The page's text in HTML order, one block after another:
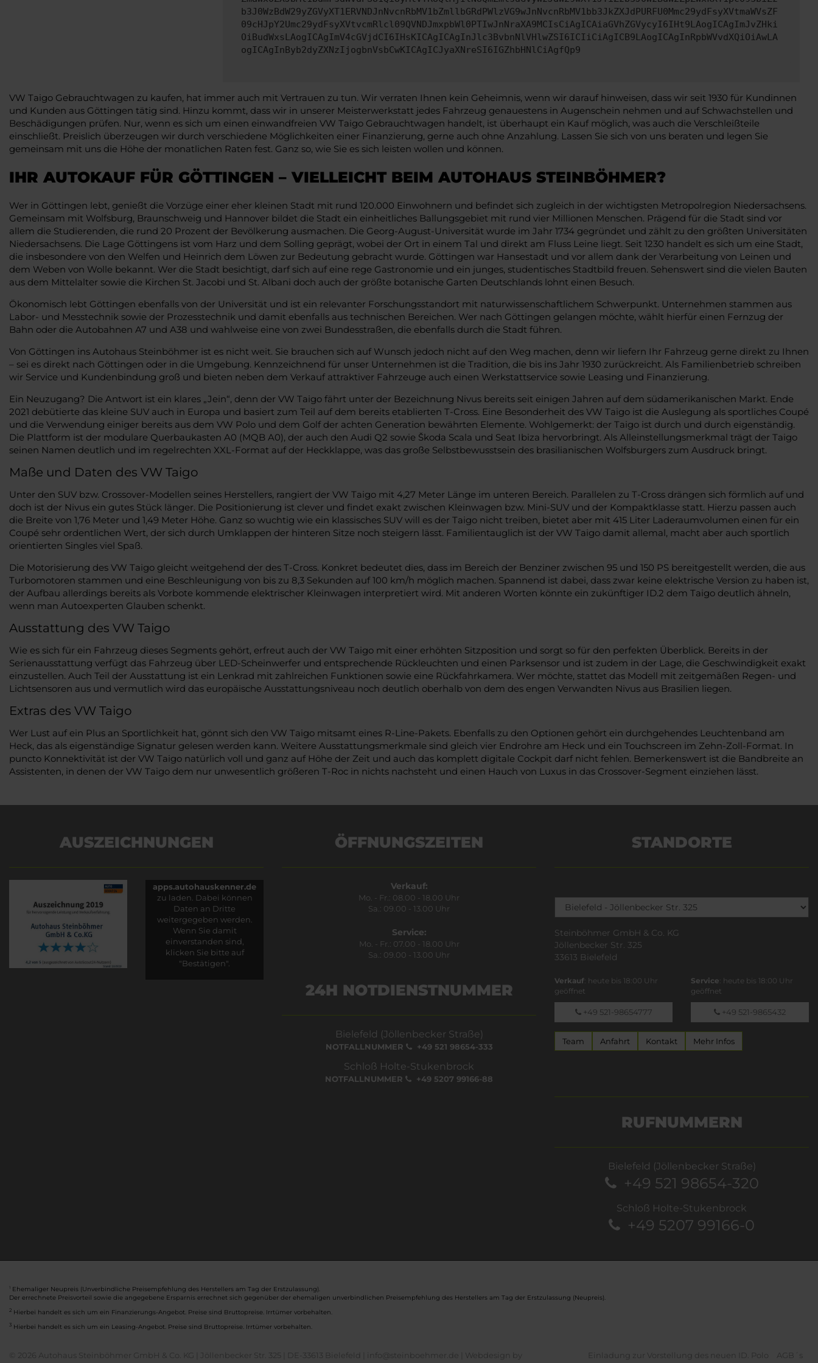
b3J0WzBdW29yZGVyXT1ERVNDJnNvcnRbMV1bZmllbGRdPWlzVG9wJnNvcnRbMV1bb3JkZXJdPURFU0Mmc29ydFsyXVtmaWVsZF
09cHJpY2Umc29ydFsyXVtvcmRlcl09QVNDJmxpbWl0PTIwJnNraXA9MCIsCiAgICAiaGVhZGVycyI6IHt9LAogICAgImJvZHki
OiBudWxsLAogICAgImV4cGVjdCI6IHsKICAgICAgInJlc3BvbnNlVHlwZSI6ICIiCiAgICB9LAogICAgInRpbWVvdXQiOiAwLA
ogICAgInByb2dyZXNzIjogbnVsbCwKICAgICJyaXNreSI6IGZhbHNlCiAgfQp9
VW Taigo Gebrauchtwagen zu kaufen, hat immer auch mit Vertrauen zu tun. Wir verraten Ihnen kein Geheimnis, wenn wir darauf hinweisen, dass wir seit 1930 für Kundinnen
und Kunden aus Göttingen tätig sind. Hinzu kommt, dass wir in unserer Meisterwerkstatt jedes Fahrzeug genauestens in Augenschein nehmen und auf Schwachstellen und
Beschädigungen prüfen. Nur, wenn es sich um einen einwandfreien VW Taigo Gebrauchtwagen handelt, ist überhaupt ein Kauf möglich, was auch die Verschleißteile
einschließt. Preislich überzeugen wir durch verschiedene Möglichkeiten einer Finanzierung, gerne auch ohne Anzahlung. Lassen Sie sich von uns beraten und legen Sie
gemeinsam mit uns die Höhe der monatlichen Raten fest. Ganz so, wie Sie es sich leisten wollen und können.
IHR AUTOKAUF FÜR GÖTTINGEN – VIELLEICHT BEIM AUTOHAUS STEINBÖHMER?
Wer in Göttingen lebt, genießt die Vorzüge einer eher kleinen Stadt mit rund 120.000 Einwohnern und befindet sich zugleich in der wichtigsten Metropolregion Niedersachsens.
Gemeinsam mit Wolfsburg, Braunschweig und Hannover bildet die Stadt ein einheitliches Ballungsgebiet mit rund vier Millionen Menschen. Prägend für die Stadt sind vor
allem die Studierenden, die rund 20 Prozent der Bevölkerung ausmachen. Die Georg-August-Universität wurde im Jahr 1734 gegründet und zählt zu den größten Universitäten
Niedersachsens. Die Lage Göttingens ist vom Harz und dem Solling geprägt, wobei der Ort in einem Tal und direkt am Fluss Leine liegt. Seit 1230 handelt es sich um eine Stadt,
die insbesondere von den Welfen und Heinrich dem Löwen zur Bedeutung gebracht wurde. Göttingen war Hansestadt und vor allem dank der Verarbeitung von Leinen und
dem Weben von Wolle bekannt. Wer die Stadt besichtigt, darf sich auf eine rege Gastronomie und ein junges, studentisches Stadtbild freuen. Sehenswert sind die vielen Bauten
aus dem Mittelalter sowie die Kirchen St. Jacobi und St. Albani doch auch der größte botanische Garten Deutschlands lohnt einen Besuch.
Ökonomisch lebt Göttingen ebenfalls von der Universität und ist ein relevanter Forschungsstandort mit naturwissenschaftlichem Schwerpunkt. Unternehmen stammen aus
Labor- und Messtechnik sowie der Prozesstechnik und damit ebenfalls aus technischen Bereichen. Wer nach Göttingen gelangen möchte, wählt hierfür einen Fernzug der
Bahn oder die Autobahnen A7 und A38 und wahlweise eine von zwei Bundesstraßen, die ebenfalls durch die Stadt führen.
Von Göttingen ins Autohaus Steinböhmer ist es nicht weit. Sie brauchen sich auf Wunsch jedoch nicht auf den Weg machen, denn wir liefern Ihr Fahrzeug gerne direkt zu Ihnen
– sei es direkt nach Göttingen oder in die Umgebung. Kennzeichnend für unser Unternehmen ist die Tradition, die bis ins Jahr 1930 zurückreicht. Als Familienbetrieb schreiben
wir Service und Kundenbindung groß und bieten neben dem Verkauf attraktiver Fahrzeuge auch einen Werkstattservice sowie Leasing und Finanzierung.
Ein Neuzugang? Die Antwort ist ein klares „Jein“, denn der VW Taigo fährt unter der Bezeichnung Nivus bereits seit einigen Jahren auf dem südamerikanischen Markt. Ende
2021 debütierte das kleine SUV auch in Europa und basiert zum Teil auf dem bereits etablierten T-Cross. Eine Besonderheit des VW Taigo ist die Auslegung als sportliches Coupé
und die Verwendung einiger bereits aus dem VW Polo und dem Golf der achten Generation bewährten Elemente. Wohlgemerkt: der Taigo ist durch und durch eigenständig.
Die Plattform ist der modulare Querbaukasten A0 (MQB A0), der auch den Audi Q2 sowie Škoda Scala und Seat Ibiza hervorbringt. Als Alleinstellungsmerkmal trägt der Taigo
seinen Namen deutlich und im regelrechten XXL-Format auf der Heckklappe, was das große Selbstbewusstsein des brasilianischen Wolfsburgers zum Ausdruck bringt.
Maße und Daten des VW Taigo
Unter den SUV bzw. Crossover-Modellen seines Herstellers, rangiert der VW Taigo mit 4,27 Meter Länge im unteren Bereich. Parallelen zu T-Cross drängen sich förmlich auf und
doch ist der Nivus ein gutes Stück länger. Die Positionierung ist clever und findet exakt zwischen Kleinwagen bzw. Mini-SUV und der Kompaktklasse statt. Hierzu passen auch
die Breite von 1,76 Meter und 1,49 Meter Höhe. Ganz so wuchtig wie ein klassisches SUV will es der Taigo nicht treiben, bietet aber mit 415 Liter Laderaumvolumen einen für ein
Coupé sehr ordentlichen Wert, der sich durch Umklappen der hinteren Sitze noch steigern lässt. Familientauglich ist der VW Taigo damit allemal, macht aber auch sportlich
orientierten Singles viel Spaß.
Die Motorisierung des VW Taigo gleicht weitgehend der des T-Cross. Konkret bedeutet dies, dass im Bereich der Benziner zwischen 95 und 150 PS bereitgestellt werden, die aus
Turbomotoren stammen und eine Beschleunigung von bis zu 8,3 Sekunden auf 100 km/h möglich machen. Spannend ist dabei, dass zwar keine elektrische Version zu haben ist,
der Aufbau allerdings bereits als Vorbote kommende elektrischer Kleinwagen interpretiert wird. Mit anderen Worten könnte ein zukünftiger ID.2 dem Taigo deutlich ähneln,
wenn man Autoexperten Glauben schenkt.
Ausstattung des VW Taigo
Wie es sich für ein Fahrzeug dieses Segments gehört, erfreut auch der VW Taigo mit einer erhöhten Sitzposition und sorgt so für den perfekten Überblick. Bereits in der
Serienausstattung verfügt das Fahrzeug über LED-Scheinwerfer und entsprechende Rückleuchten und einen Parksensor und ist zudem in der Lage, die Geschwindigkeit exakt
einzustellen. Auch Teil der Ausstattung ist ein Lenkrad mit zahlreichen Funktionen sowie eine Rückfahrkamera. Wer möchte, stattet das Modell mit zeitgemäßen Regen- und
Lichtsensoren aus und vermutlich wird das europäische Ausstattungsniveau noch deutlich oberhalb von dem des engen Verwandten Nivus aus Brasilien liegen.
Extras des VW Taigo
Wer Lust auf ein Plus an Sportlichkeit hat, gönnt sich den VW Taigo mitsamt eines R-Line-Pakets. Ebenfalls zu den Optionen gehört ein durchgehendes Leuchtenband am
Heck, das als eigenständige Signatur gelesen werden kann. Weitere Ausstattungsmerkmale sind gleich vier Endrohre am Heck und ein Touchscreen im Zehn-Zoll-Format. In
puncto Konnektivität ist der VW Taigo natürlich voll und ganz auf Höhe der Zeit und auch das komplett digitale Cockpit darf nicht fehlen. Bemerkenswert ist die Bandbreite an
Assistenten, in denen der VW Taigo dem nur unwesentlich größeren T-Roc in nichts nachsteht und einen Hauch von Luxus in das Crossover-Segment einziehen lässt.
AUSZEICHNUNGEN
apps.autohauskenner.de
zu laden. Dabei können
Daten an Dritte
weitergegeben werden.
Wenn Sie damit
einverstanden sind,
klicken Sie bitte auf
"Bestätigen".
ÖFFNUNGSZEITEN
Verkauf:
Mo. - Fr.: 08.00 - 18.00 Uhr
Sa.: 09.00 - 13.00 Uhr
Service:
Mo. - Fr.: 07.00 - 18.00 Uhr
Sa.: 09.00 - 13.00 Uhr
24H NOTDIENSTNUMMER
Bielefeld (Jöllenbecker Straße)
NOTFALLNUMMER +49 521 98654-333
Schloß Holte-Stukenbrock
NOTFALLNUMMER +49 5207 99166-88
STANDORTE
Steinböhmer GmbH & Co. KG
Jöllenbecker Str. 325
33613 Bielefeld
Verkauf: heute bis 18:00 Uhr
geöffnet
+49 521-98654777
Service: heute bis 18:00 Uhr
geöffnet
+49 521-9865432
Team Anfahrt Kontakt Mehr Infos
RUFNUMMERN
Bielefeld (Jöllenbecker Straße)
+49 521 98654-320
Schloß Holte-Stukenbrock
+49 5207 99166-0
1 Ehemaliger Neupreis (Unverbindliche Preisempfehlung des Herstellers am Tag der Erstzulassung).
Der errechnete Preisvorteil sowie die angegebene Ersparnis errechnet sich gegenüber der ehemaligen unverbindlichen Preisempfehlung des Herstellers am Tag der Erstzulassung (Neupreis).
2 Hierbei handelt es sich um ein Finanzierungs-Angebot. Preise sind Bruttopreise. Irrtümer vorbehalten.
3 Hierbei handelt es sich um ein Leasing-Angebot. Preise sind Bruttopreise. Irrtümer vorbehalten.
© 2026 Autohaus Steinböhmer GmbH & Co. KG | Jöllenbecker Str. 325 | DE-33613 Bielefeld | info@steinboehmer.de |
Webdesign by
Einladung zur Vorstellung des neuen ID. Polo
AGB´s